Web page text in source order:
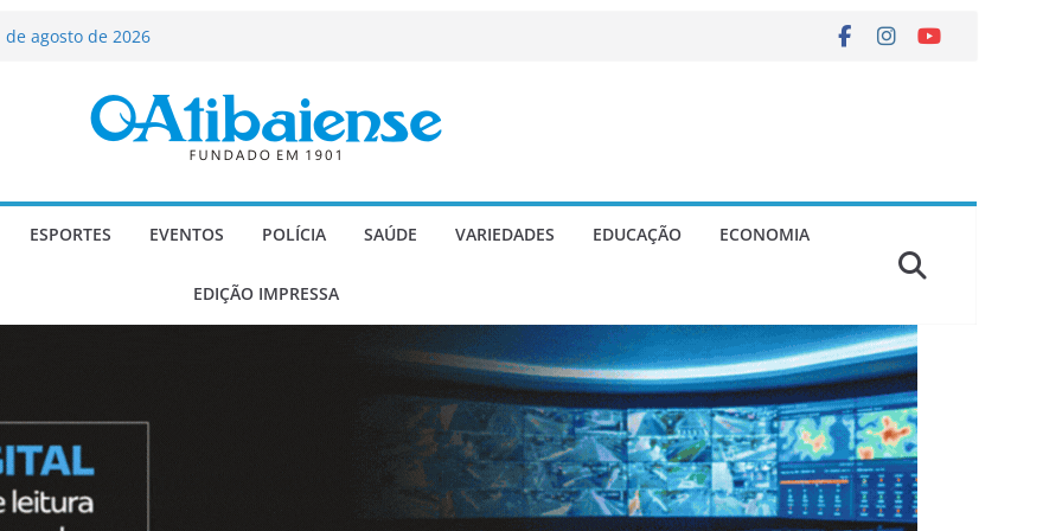
agosto de 2026
– Festa de Bom Jesus dos Perdões
de mosaico do Brasil
candidato a deputado
ESPORTES EVENTOS POLÍCIA SAÚDE VARIEDADES EDUCAÇÃO ECONOMIA
EDIÇÃO IMPRESSA